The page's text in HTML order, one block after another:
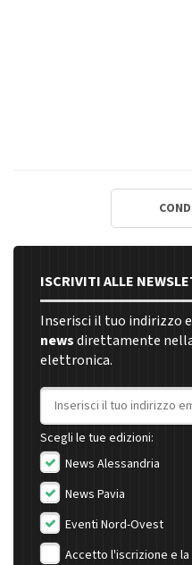
ISCRIVITI ALLE
Inserisci il tuo indirizzo
newsdirettamente
elettronica.
Indirizzo email
Scegli le tue edizioni:
News Alessandria
News Pavia
Eventi Nord-Ovest
Accetto l'iscrizione e la